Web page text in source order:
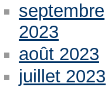
septembre
2023
août 2023
juillet 2023